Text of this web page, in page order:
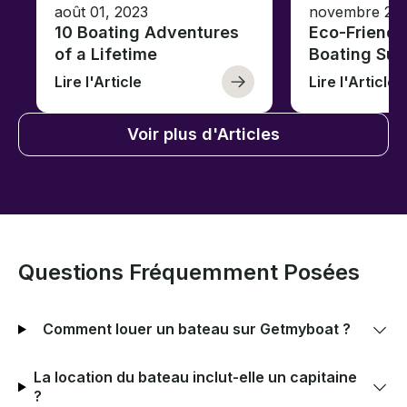
août 01, 2023
10 Boating Adventures
of a Lifetime
Lire l'Article
novembre
Eco-
Boating
Lire l'Article
Voir plus d'Articles
Questions Fréquemment Posées
Comment louer un bateau sur Getmyboat ?
La location du bateau inclut-elle un capitaine
?